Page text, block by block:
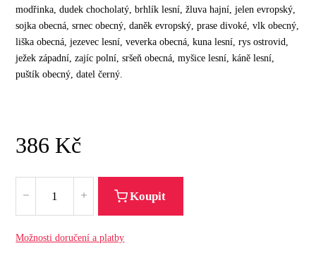
modřinka, dudek chocholatý, brhlík lesní, žluva hajní, jelen evropský,
sojka obecná, srnec obecný, daněk evropský, prase divoké, vlk obecný,
liška obecná, jezevec lesní, veverka obecná, kuna lesní, rys ostrovid,
ježek západní, zajíc polní, sršeň obecná, myšice lesní, káně lesní,
puštík obecný, datel černý.
386 Kč
Koupit
Možnosti doručení a platby